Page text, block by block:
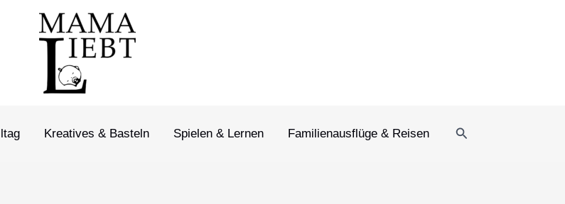
Kreatives & Basteln Spielen & Lernen Familienausflüge & Reisen Suchen